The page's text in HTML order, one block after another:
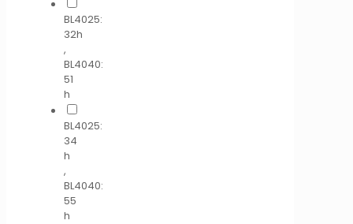
BL4025:
32h
,
BL4040:
51
h
BL4025:
34
h
,
BL4040:
55
h